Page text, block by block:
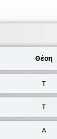
Θέση
Τ
Τ
Α